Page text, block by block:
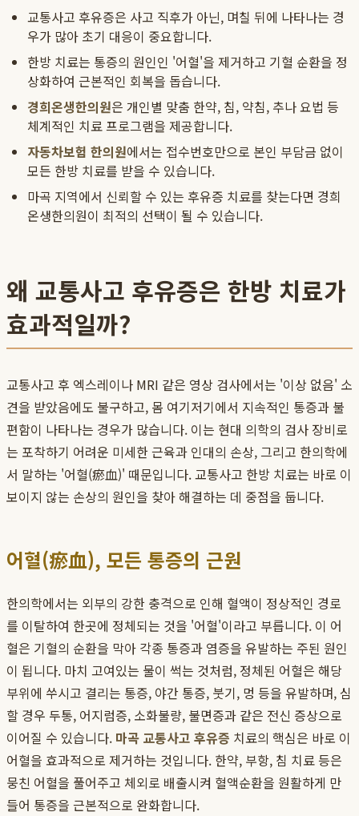
교통사고 후유증은 사고 직후가 아닌, 며칠 뒤에 나타나는 경
우가 많아 초기 대응이 중요합니다.
한방 치료는 통증의 원인인 '어혈'을 제거하고 기혈 순환을 정
상화하여 근본적인 회복을 돕습니다.
경희온생한의원은 개인별 맞춤 한약, 침, 약침, 추나 요법 등
체계적인 치료 프로그램을 제공합니다.
자동차보험 한의원에서는 접수번호만으로 본인 부담금 없이
모든 한방 치료를 받을 수 있습니다.
마곡 지역에서 신뢰할 수 있는 후유증 치료를 찾는다면 경희
온생한의원이 최적의 선택이 될 수 있습니다.
왜 교통사고 후유증은 한방 치료가
효과적일까?
교통사고 후 엑스레이나 MRI 같은 영상 검사에서는 '이상 없음' 소
견을 받았음에도 불구하고, 몸 여기저기에서 지속적인 통증과 불
편함이 나타나는 경우가 많습니다. 이는 현대 의학의 검사 장비로
는 포착하기 어려운 미세한 근육과 인대의 손상, 그리고 한의학에
서 말하는 '어혈(瘀血)' 때문입니다. 교통사고 한방 치료는 바로 이
보이지 않는 손상의 원인을 찾아 해결하는 데 중점을 둡니다.
어혈(瘀血), 모든 통증의 근원
한의학에서는 외부의 강한 충격으로 인해 혈액이 정상적인 경로
를 이탈하여 한곳에 정체되는 것을 '어혈'이라고 부릅니다. 이 어
혈은 기혈의 순환을 막아 각종 통증과 염증을 유발하는 주된 원인
이 됩니다. 마치 고여있는 물이 썩는 것처럼, 정체된 어혈은 해당
부위에 쑤시고 결리는 통증, 야간 통증, 붓기, 멍 등을 유발하며, 심
할 경우 두통, 어지럼증, 소화불량, 불면증과 같은 전신 증상으로
이어질 수 있습니다. 마곡 교통사고 후유증 치료의 핵심은 바로 이
어혈을 효과적으로 제거하는 것입니다. 한약, 부항, 침 치료 등은
뭉친 어혈을 풀어주고 체외로 배출시켜 혈액순환을 원활하게 만
들어 통증을 근본적으로 완화합니다.